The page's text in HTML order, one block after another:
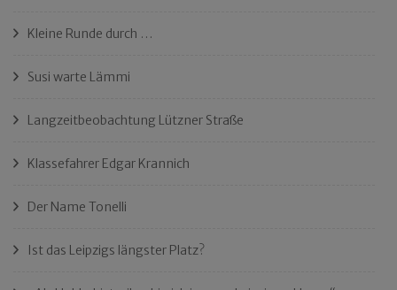
Kleine Runde durch …
Susi warte Lämmi
Langzeitbeobachtung Lützner Straße
Klassefahrer Edgar Krannich
Der Name Tonelli
Ist das Leipzigs längster Platz?